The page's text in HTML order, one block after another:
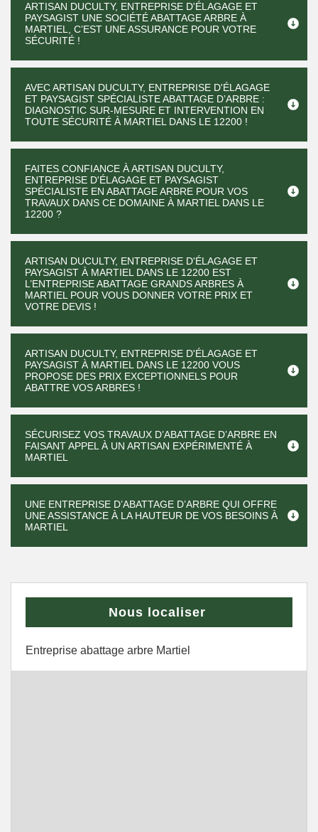
ARTISAN DUCULTY, ENTREPRISE D'ÉLAGAGE ET
PAYSAGIST UNE SOCIÉTÉ ABATTAGE ARBRE À
MARTIEL, C’EST UNE ASSURANCE POUR VOTRE
SÉCURITÉ !
AVEC ARTISAN DUCULTY, ENTREPRISE D'ÉLAGAGE
ET PAYSAGIST SPÉCIALISTE ABATTAGE D’ARBRE :
DIAGNOSTIC SUR-MESURE ET INTERVENTION EN
TOUTE SÉCURITÉ À MARTIEL DANS LE 12200 !
FAITES CONFIANCE À ARTISAN DUCULTY,
ENTREPRISE D'ÉLAGAGE ET PAYSAGIST
SPÉCIALISTE EN ABATTAGE ARBRE POUR VOS
TRAVAUX DANS CE DOMAINE À MARTIEL DANS LE
12200 ?
ARTISAN DUCULTY, ENTREPRISE D'ÉLAGAGE ET
PAYSAGIST À MARTIEL DANS LE 12200 EST
L’ENTREPRISE ABATTAGE GRANDS ARBRES À
MARTIEL POUR VOUS DONNER VOTRE PRIX ET
VOTRE DEVIS !
ARTISAN DUCULTY, ENTREPRISE D'ÉLAGAGE ET
PAYSAGIST À MARTIEL DANS LE 12200 VOUS
PROPOSE DES PRIX EXCEPTIONNELS POUR
ABATTRE VOS ARBRES !
SÉCURISEZ VOS TRAVAUX D’ABATTAGE D’ARBRE EN
FAISANT APPEL À UN ARTISAN EXPÉRIMENTÉ À
MARTIEL
UNE ENTREPRISE D’ABATTAGE D’ARBRE QUI OFFRE
UNE ASSISTANCE À LA HAUTEUR DE VOS BESOINS À
MARTIEL
Nous localiser
Entreprise abattage arbre Martiel